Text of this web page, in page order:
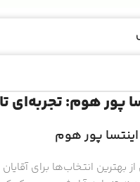
پور هوم: تجربه‌ای
پور هوم
بهترین انتخاب‌ها برای